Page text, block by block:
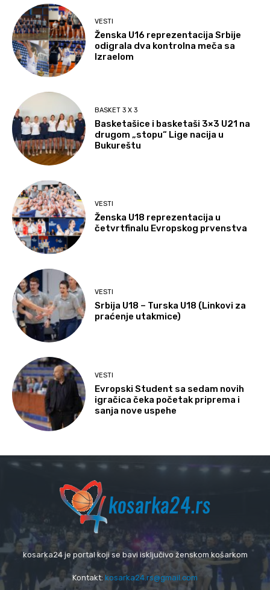
VESTI
Ženska U16 reprezentacija Srbije
odigrala dva kontrolna meča sa
Izraelom
BASKET 3 X 3
Basketašice i basketaši 3×3 U21 na
drugom „stopu“ Lige nacija u
Bukureštu
VESTI
Ženska U18 reprezentacija u
četvrtfinalu Evropskog prvenstva
VESTI
Srbija U18 – Turska U18 (Linkovi za
praćenje utakmice)
VESTI
Evropski Student sa sedam novih
igračica čeka početak priprema i
sanja nove uspehe
kosarka24 je portal koji se bavi isključivo ženskom košarkom
Kontakt: kosarka24.rs@gmail.com